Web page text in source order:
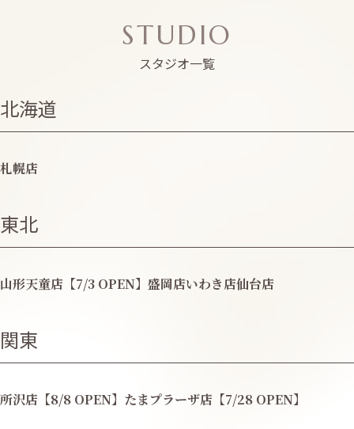
STUDIO
スタジオ一覧
北海道
札幌店
東北
山形天童店【7/3 OPEN】 盛岡店いわき店仙台店
関東
所沢店【8/8 OPEN】 たまプラーザ店【7/28 OPEN】